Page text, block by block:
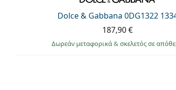
Dolce & Gabbana 0DG1322
187,90 €
Δωρεάν μεταφορικά& σκελετός σε